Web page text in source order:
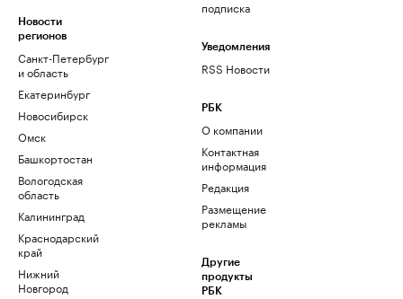
Новости
регионов
Санкт-Петербург
и область
Екатеринбург
Новосибирск
Омск
Башкортостан
Вологодская
область
Калининград
Краснодарский
край
Нижний
Новгород
подписка
Уведомления
RSS Новости
РБК
О компании
Контактная
информация
Редакция
Размещение
рекламы
Другие
продукты
РБК